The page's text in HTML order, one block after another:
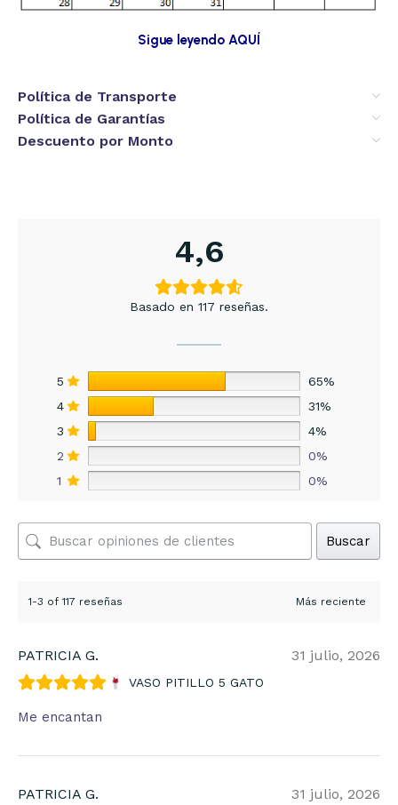
Sigue leyendo AQUÍ
Política de Transporte
Política de Garantías
Descuento por Monto
4,6
Basado en 117 reseñas.
5
65%
4
31%
3
4%
2
0%
1
0%
Buscar
1-3 of 117 reseñas
PATRICIA G. 31 julio, 2026
VASO PITILLO 5 GATO
Me encantan
PATRICIA G. 31 julio, 2026